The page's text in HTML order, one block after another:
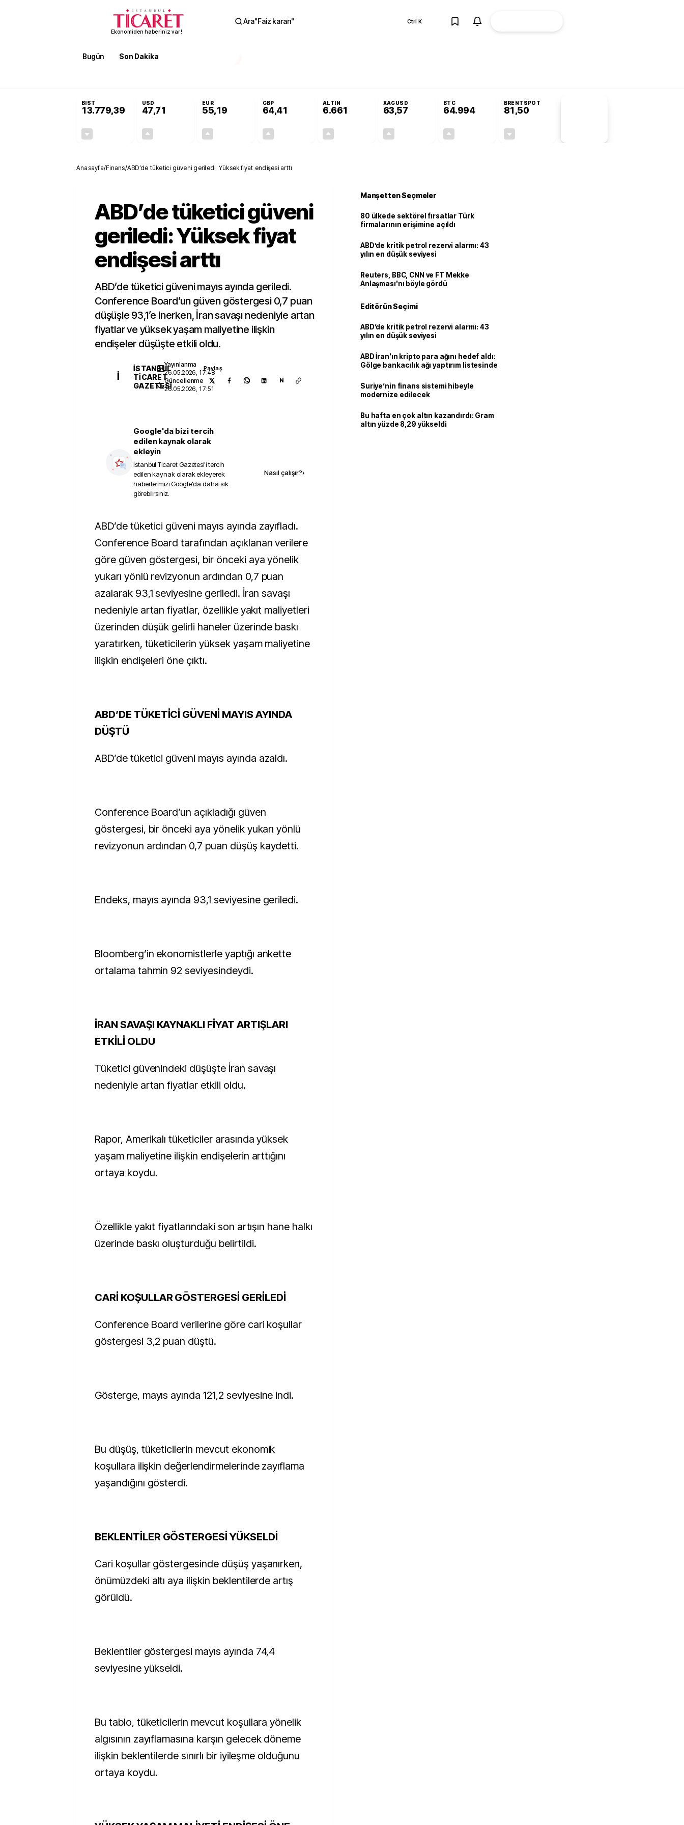
Ekonomiden haberiniz var!
Ara"Faiz kararı" Ctrl K
Bugün Son Dakika
BIST
13.779,39
USD
47,71
EUR
55,19
GBP
64,41
ALTIN
6.661
XAGUSD
63,57
BTC
64.994
BRENTSPOT
81,50
Anasayfa/Finans/ABD’de tüketici güveni geriledi: Yüksek fiyat endişesi arttı
ABD’de tüketici güveni
geriledi: Yüksek fiyat
endişesi arttı
ABD’de tüketici güveni mayıs ayında geriledi.
Conference Board’un güven göstergesi 0,7 puan
düşüşle 93,1’e inerken, İran savaşı nedeniyle artan
fiyatlar ve yüksek yaşam maliyetine ilişkin
endişeler düşüşte etkili oldu.
İ
İSTANBUL
TICARET
GAZETESI
Yayınlanma
26.05.2026, 17:48
Güncellenme
26.05.2026, 17:51
Paylaş
N
Google'da bizi tercih
edilen kaynak olarak
ekleyin
İstanbul Ticaret Gazetesi'i tercih
edilen kaynak olarak ekleyerek
haberlerimizi Google'da daha sık
görebilirsiniz.
Nasıl çalışır?›
ABD’de tüketici güveni mayıs ayında zayıfladı.
Conference Board tarafından açıklanan verilere
göre güven göstergesi, bir önceki aya yönelik
yukarı yönlü revizyonun ardından 0,7 puan
azalarak 93,1 seviyesine geriledi. İran savaşı
nedeniyle artan fiyatlar, özellikle yakıt maliyetleri
üzerinden düşük gelirli haneler üzerinde baskı
yaratırken, tüketicilerin yüksek yaşam maliyetine
ilişkin endişeleri öne çıktı.
ABD’DE TÜKETİCİ GÜVENİ MAYIS AYINDA
DÜŞTÜ
ABD’de tüketici güveni mayıs ayında azaldı.
Conference Board’un açıkladığı güven
göstergesi, bir önceki aya yönelik yukarı yönlü
revizyonun ardından 0,7 puan düşüş kaydetti.
Endeks, mayıs ayında 93,1 seviyesine geriledi.
Bloomberg’in ekonomistlerle yaptığı ankette
ortalama tahmin 92 seviyesindeydi.
İRAN SAVAŞI KAYNAKLI FİYAT ARTIŞLARI
ETKİLİ OLDU
Tüketici güvenindeki düşüşte İran savaşı
nedeniyle artan fiyatlar etkili oldu.
Rapor, Amerikalı tüketiciler arasında yüksek
yaşam maliyetine ilişkin endişelerin arttığını
ortaya koydu.
Özellikle yakıt fiyatlarındaki son artışın hane halkı
üzerinde baskı oluşturduğu belirtildi.
CARİ KOŞULLAR GÖSTERGESİ GERİLEDİ
Conference Board verilerine göre cari koşullar
göstergesi 3,2 puan düştü.
Gösterge, mayıs ayında 121,2 seviyesine indi.
Bu düşüş, tüketicilerin mevcut ekonomik
koşullara ilişkin değerlendirmelerinde zayıflama
yaşandığını gösterdi.
BEKLENTİLER GÖSTERGESİ YÜKSELDİ
Cari koşullar göstergesinde düşüş yaşanırken,
önümüzdeki altı aya ilişkin beklentilerde artış
görüldü.
Beklentiler göstergesi mayıs ayında 74,4
seviyesine yükseldi.
Bu tablo, tüketicilerin mevcut koşullara yönelik
algısının zayıflamasına karşın gelecek döneme
ilişkin beklentilerde sınırlı bir iyileşme olduğunu
ortaya koydu.
Manşetten Seçmeler
80 ülkede sektörel fırsatlar Türk
firmalarının erişimine açıldı
ABD’de kritik petrol rezervi alarmı: 43
yılın en düşük seviyesi
Reuters, BBC, CNN ve FT Mekke
Anlaşması'nı böyle gördü
Editörün Seçimi
ABD’de kritik petrol rezervi alarmı: 43
yılın en düşük seviyesi
ABD İran'ın kripto para ağını hedef aldı:
Gölge bankacılık ağı yaptırım listesinde
Suriye’nin finans sistemi hibeyle
modernize edilecek
Bu hafta en çok altın kazandırdı: Gram
altın yüzde 8,29 yükseldi